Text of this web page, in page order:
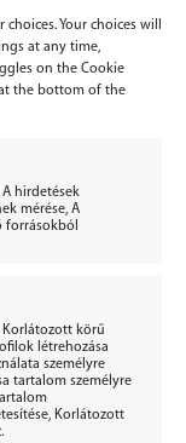
Your choices will
at any time,
on the Cookie
the bottom of the
hirdetések
mérése, A
forrásokból
Korlátozott körű
létrehozása
személyre
tartalom személyre
Korlátozott
.
Kft.